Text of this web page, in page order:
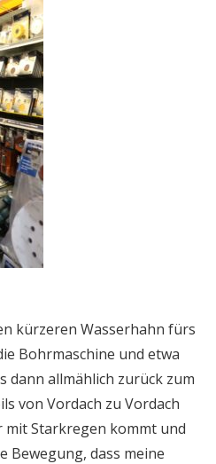
kürzeren Wasserhahn fürs
Bohrmaschine und etwa
dann allmählich zurück zum
von Vordach zu Vordach
mit Starkregen kommt und
Bewegung, dass meine